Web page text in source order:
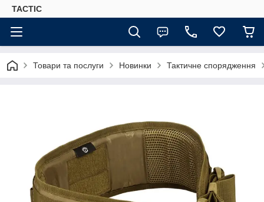
TACTIC
Товари та послуги Новинки Тактичне спорядження